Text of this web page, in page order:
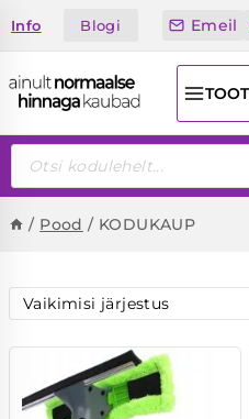
toInfo Blogi Emeil
Products
search
/ Pood / KODUKAUP